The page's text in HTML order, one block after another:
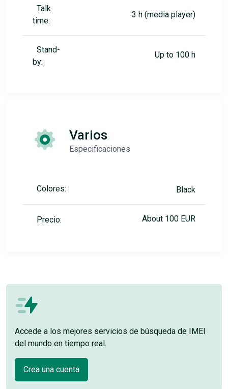
Talk
time:
3 h (media player)
Stand-
by:
Up to 100 h
Varios
Especificaciones
Colores: Black
Precio: About 100 EUR
Accede a los mejores servicios de búsqueda de IMEI
del mundo en tiempo real.
Crea una cuenta